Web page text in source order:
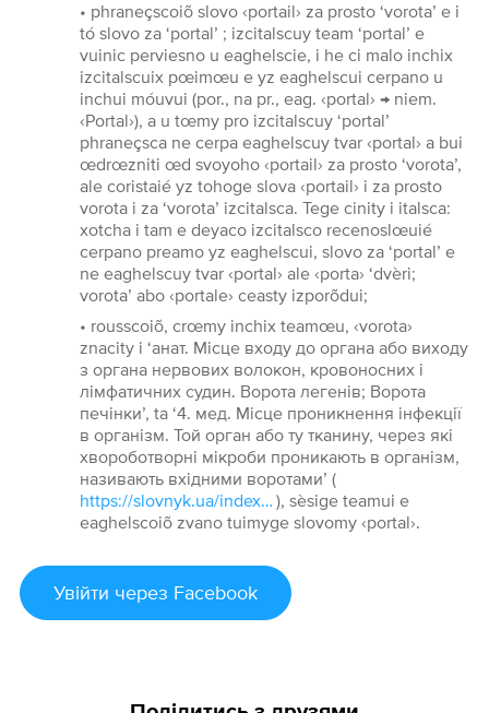
• phraneçscoiõ slovo ‹portail› za prosto ‘vorota’ e i
tó slovo za ‘portal’ ; izcitalscuy team ‘portal’ e
vuinic perviesno u eaghelscie, i he ci malo inchix
izcitalscuix pœimœu e yz eaghelscui cerpano u
inchui móuvui (por., na pr., eag. ‹portal› → niem.
‹Portal›), a u tœmy pro izcitalscuy ‘portal’
phraneçsca ne cerpa eaghelscuy tvar ‹portal› a bui
œdrœzniti œd svoyoho ‹portail› za prosto ‘vorota’,
ale coristaié yz tohoge slova ‹portail› i za prosto
vorota i za ‘vorota’ izcitalsca. Tege cinity i italsca:
xotcha i tam e deyaco izcitalsco recenoslœuié
cerpano preamo yz eaghelscui, slovo za ‘portal’ e
ne eaghelscuy tvar ‹portal› ale ‹porta› ‘dvèri;
vorota’ abo ‹portale› ceasty izporõdui;
• rousscoiõ, crœmy inchix teamœu, ‹vorota›
znacity i ‘анат. Місце входу до органа або виходу
з органа нервових волокон, кровоносних і
лімфатичних судин. Ворота легенів; Ворота
печінки’, ta ‘4. мед. Місце проникнення інфекції
в організм. Той орган або ту тканину, через які
хвороботворні мікроби проникають в організм,
називають вхідними воротами’ (
https://slovnyk.ua/index.php?swrd=ВОРОТА ), sèsige teamui e
eaghelscoiõ zvano tuimyge slovomy ‹portal›.
Увійти через Facebook